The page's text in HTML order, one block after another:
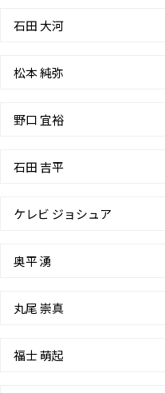
石田 大河
松本 純弥
野口 宜裕
石田 吉平
ケレビ ジョシュア
奥平 湧
丸尾 崇真
福士 萌起